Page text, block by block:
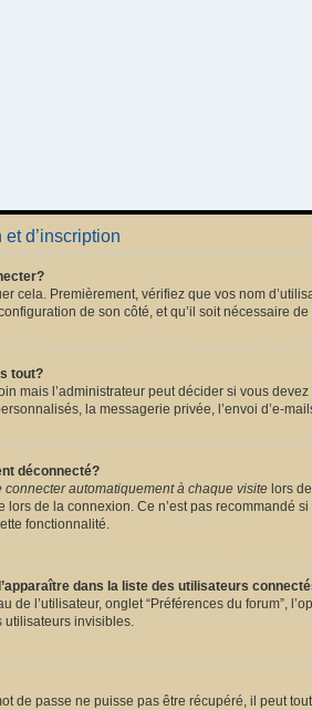
d’inscription
cela. Premièrement, vérifiez que vos nom
de son côté, et qu’il soit nécessaire
tout?
mais l’administrateur peut décider si vous
la messagerie privée, l’envoi d’e-
déconnecté?
connecter automatiquement à chaque visite lors
lors de la connexion. Ce n’est pas
fonctionnalité.
dans la liste des utilisateurs
de l’utilisateur, onglet “Préférences du forum”,
utilisateurs invisibles.
de passe ne puisse pas être récupéré, il peut